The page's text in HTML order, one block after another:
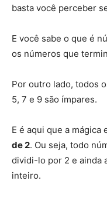
basta você perceber
E você sabe o que é
os números que
Por outro lado, todos
5, 7 e 9 são ímpares.
E é aqui que a mágica
de 2. Ou seja, todo
dividi-lo por 2 e ainda
inteiro.